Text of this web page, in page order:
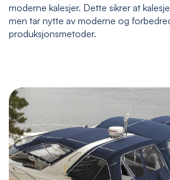
moderne kalesjer. Dette sikrer at
men tar nytte av moderne og
produksjonsmetoder.